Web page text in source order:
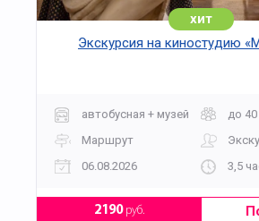
хит
Экскурсия на киностудию
автобусная + музей
до
Маршрут
06.08.2026
3,5
2190руб.